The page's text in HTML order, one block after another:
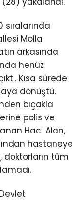
Molla
arkasında
henüz
Kısa sürede
dönüştü.
bıçakla
polis ve
Hacı Alan,
hastaneye
doktorların tüm